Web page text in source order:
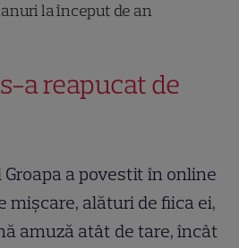
la început de an
a reapucat de
a povestit în online
mișcare, alături de fiica ei,
amuză atât de tare, încât